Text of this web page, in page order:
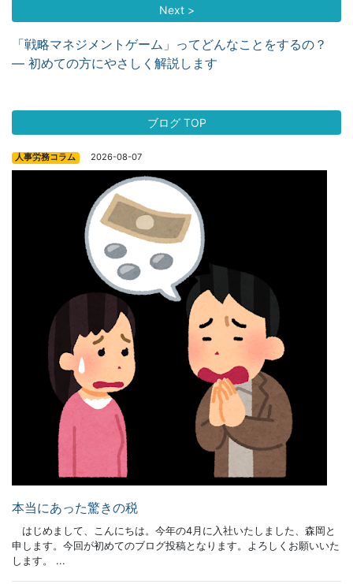
Next >
「戦略マネジメントゲーム」ってどんなことをするの？
― 初めての方にやさしく解説します
ブログ TOP
人事労務コラム 2026-08-07
本当にあった驚きの税
はじめまして、こんにちは。今年の4月に入社いたしました、森岡と
申します。今回が初めてのブログ投稿となります。よろしくお願いいた
します。 ...